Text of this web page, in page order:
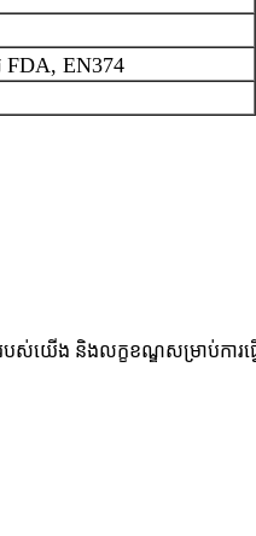
FDA, EN374
ស់យើង និងលក្ខខណ្ឌសម្រាប់ការធ្